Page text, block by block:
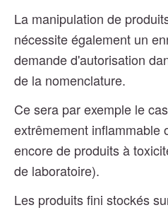
La manipulation de
nécessite également un
demande d'autorisation
de la nomenclature.
Ce sera par exemple le
extrêmement inflammable
encore de produits à
de laboratoire).
Les produits fini stockés